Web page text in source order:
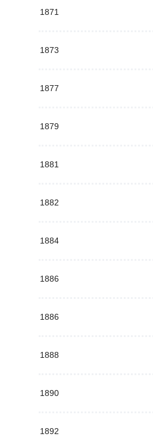
1871
1873
1877
1879
1881
1882
1884
1886
1886
1888
1890
1892